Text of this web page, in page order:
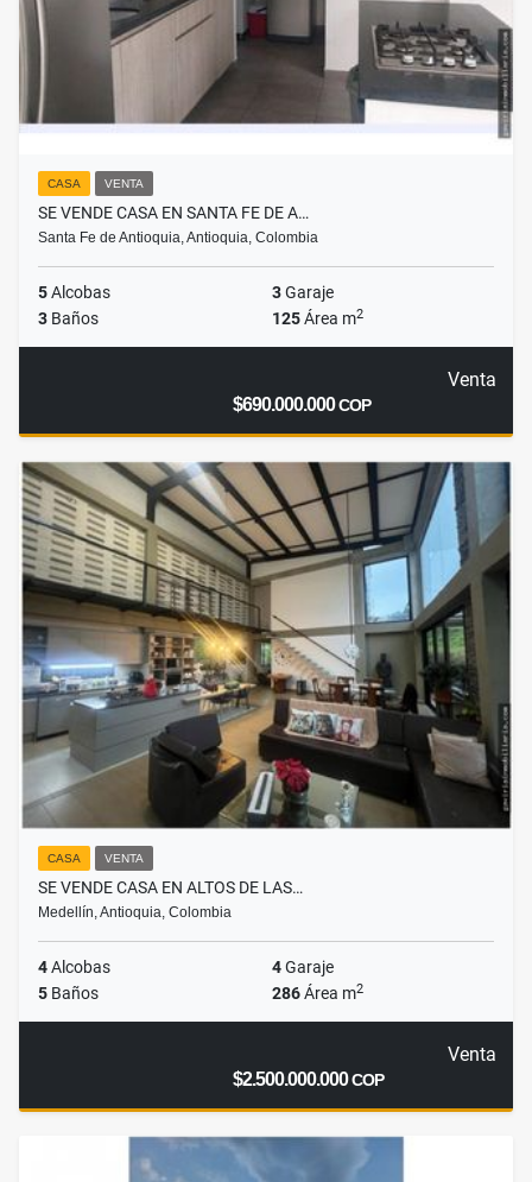
CASA VENTA
SE VENDE CASA EN SANTA FE DE A…
Santa Fe de Antioquia, Antioquia, Colombia
5Alcobas 3Garaje
3 Baños 125Área m2
Venta
$690.000.000COP
CASA VENTA
SE VENDE CASA EN ALTOS DE LAS…
Medellín, Antioquia, Colombia
4Alcobas 4Garaje
5 Baños 286Área m2
Venta
$2.500.000.000COP